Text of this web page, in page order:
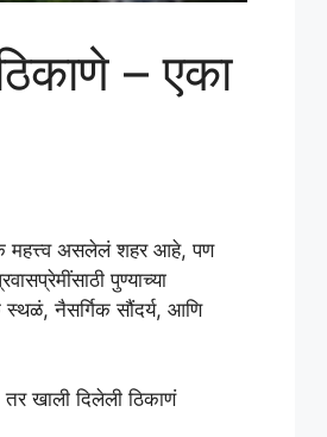
– एका
महत्त्व असलेलं शहर आहे, पण
पुण्याच्या
नैसर्गिक सौंदर्य, आणि
खाली दिलेली ठिकाणं